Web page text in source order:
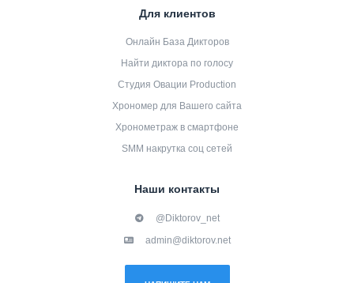
Для клиентов
Онлайн База Дикторов
Найти диктора по голосу
Студия Овации Production
Хрономер для Вашего сайта
Хронометраж в смартфоне
SMM накрутка соц сетей
Наши контакты
@Diktorov_net
admin@diktorov.net